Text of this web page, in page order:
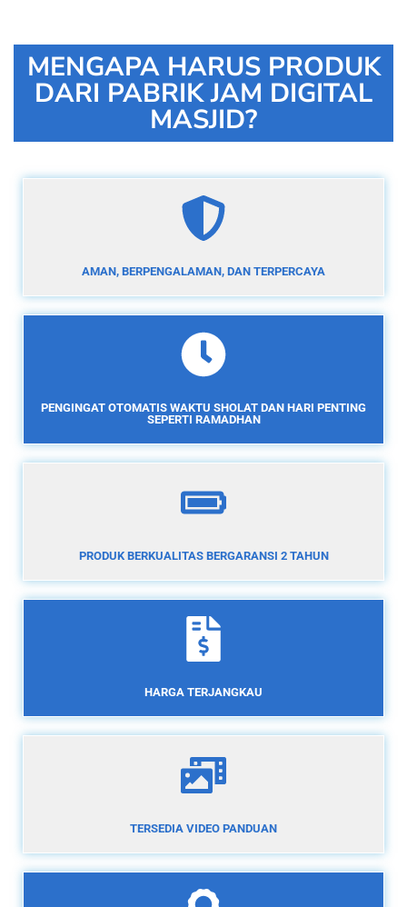
MENGAPA HARUS PRODUK
DARI PABRIK JAM DIGITAL
MASJID?
AMAN, BERPENGALAMAN, DAN TERPERCAYA
PENGINGAT OTOMATIS WAKTU SHOLAT DAN HARI PENTING
SEPERTI RAMADHAN
PRODUK BERKUALITAS BERGARANSI 2 TAHUN
HARGA TERJANGKAU
TERSEDIA VIDEO PANDUAN